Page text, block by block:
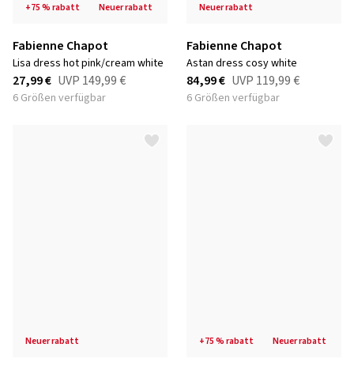
+75 % rabatt neuer rabatt
Fabienne Chapot
lisa dress hot pink/cream white
27,99 € UVP 149,99 €
6 Größen verfügbar
neuer rabatt
Fabienne Chapot
astan dress cosy white
84,99 € UVP 119,99 €
6 Größen verfügbar
neuer rabatt +75 % rabatt neuer rabatt